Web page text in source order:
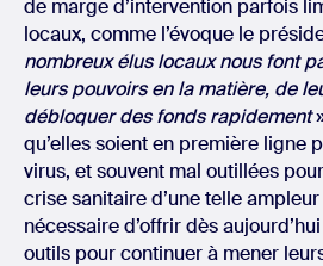
de marge d’intervention parfois
locaux, comme l’évoque le
nombreux élus locaux nous font
leurs pouvoirs en la matière, de
débloquer des fonds rapidement
qu’elles soient en première ligne
virus, et souvent mal outillées
crise sanitaire d’une telle
nécessaire d’offrir dès
outils pour continuer à mener